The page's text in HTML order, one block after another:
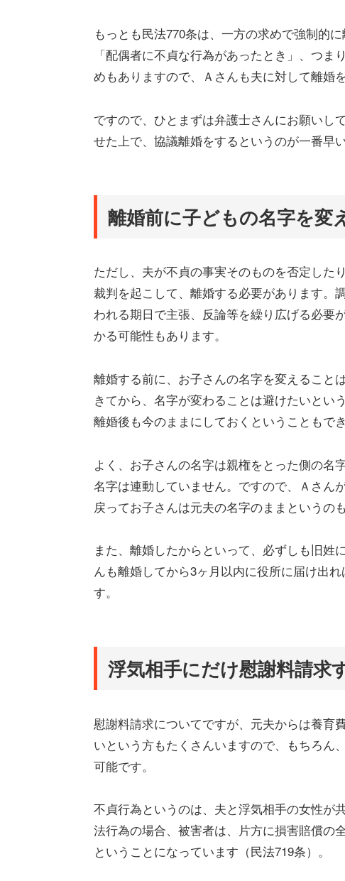
もっとも民法770条は、一方の求めで強制的
「配偶者に不貞な行為があったとき」、つ
めもありますので、Ａさんも夫に対して離婚
ですので、ひとまずは弁護士さんにお願いし
せた上で、協議離婚をするというのが一番早
離婚前に子どもの名字を変
ただし、夫が不貞の事実そのものを否定した
裁判を起こして、離婚する必要があります。
われる期日で主張、反論等を繰り広げる必要
かる可能性もあります。
離婚する前に、お子さんの名字を変えること
きてから、名字が変わることは避けたいとい
離婚後も今のままにしておくということもでき
よく、お子さんの名字は親権をとった側の名
名字は連動していません。ですので、Ａさん
戻ってお子さんは元夫の名字のままというのも
また、離婚したからといって、必ずしも旧姓
んも離婚してから3ヶ月以内に役所に届け出
す。
浮気相手にだけ慰謝料請求
慰謝料請求についてですが、元夫からは養育
いという方もたくさんいますので、もちろん
可能です。
不貞行為というのは、夫と浮気相手の女性が
法行為の場合、被害者は、片方に損害賠償の
ということになっています（民法719条）。